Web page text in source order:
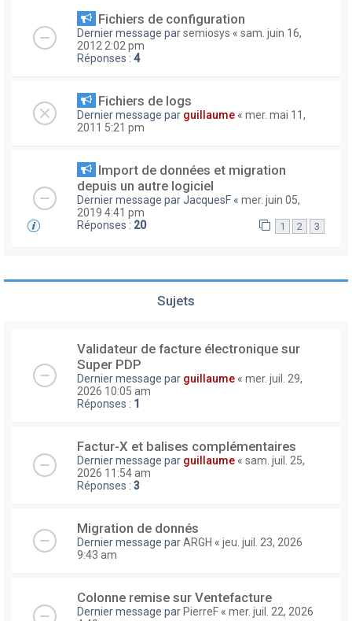
Fichiers de configuration
Dernier message parsemiosys « sam. juin 16,
2012 2:02 pm
Réponses : 4
Fichiers de logs
Dernier message par guillaume « mer. mai 11,
2011 5:21 pm
Import de données et migration
depuis un autre logiciel
Dernier message parJacquesF « mer. juin 05,
2019 4:41 pm
Réponses : 20 1 2 3
Sujets
Validateur de facture électronique sur
Super PDP
Dernier message par guillaume « mer. juil. 29,
2026 10:05 am
Réponses : 1
Factur-X et balises complémentaires
Dernier message par guillaume « sam. juil. 25,
2026 11:54 am
Réponses : 3
Migration de donnés
Dernier message parARGH « jeu. juil. 23, 2026
9:43 am
Colonne remise sur Ventefacture
Dernier message par PierreF « mer. juil. 22, 2026